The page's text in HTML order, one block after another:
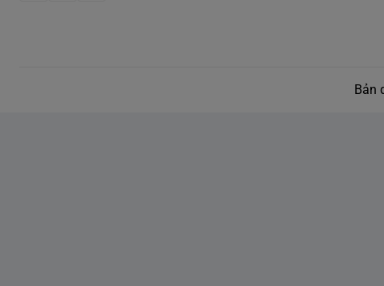
Bản